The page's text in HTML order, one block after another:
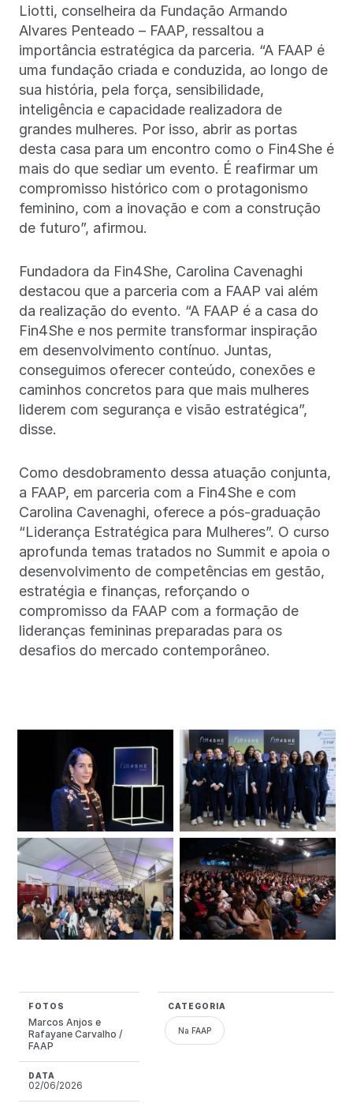
Liotti, conselheira da Fundação Armando
Alvares Penteado – FAAP, ressaltou a
importância estratégica da parceria. “A FAAP é
uma fundação criada e conduzida, ao longo de
sua história, pela força, sensibilidade,
inteligência e capacidade realizadora de
grandes mulheres. Por isso, abrir as portas
desta casa para um encontro como o Fin4She é
mais do que sediar um evento. É reafirmar um
compromisso histórico com o protagonismo
feminino, com a inovação e com a construção
de futuro”, afirmou.
Fundadora da Fin4She, Carolina Cavenaghi
destacou que a parceria com a FAAP vai além
da realização do evento. “A FAAP é a casa do
Fin4She e nos permite transformar inspiração
em desenvolvimento contínuo. Juntas,
conseguimos oferecer conteúdo, conexões e
caminhos concretos para que mais mulheres
liderem com segurança e visão estratégica”,
disse.
Como desdobramento dessa atuação conjunta,
a FAAP, em parceria com a Fin4She e com
Carolina Cavenaghi, oferece a pós-graduação
“Liderança Estratégica para Mulheres”. O curso
aprofunda temas tratados no Summit e apoia o
desenvolvimento de competências em gestão,
estratégia e finanças, reforçando o
compromisso da FAAP com a formação de
lideranças femininas preparadas para os
desafios do mercado contemporâneo.
FOTOS
Marcos Anjos e
Rafayane Carvalho /
FAAP
DATA
02/06/2026
CATEGORIA
Na FAAP